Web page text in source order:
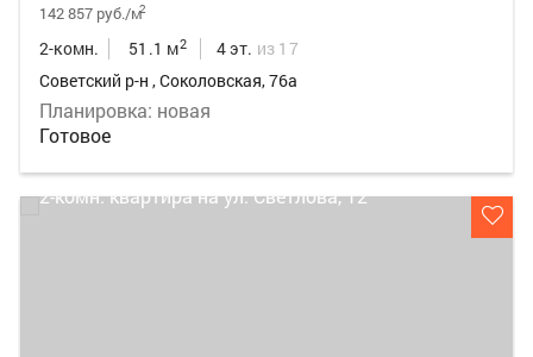
142 857 руб./м2
2-комн. 51.1 м2 4 эт. из 17
Советский р-н , Соколовская, 76а
Планировка: новая
Готовое